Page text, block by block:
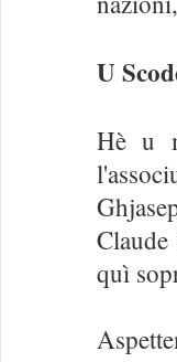
U
Hè u
quì